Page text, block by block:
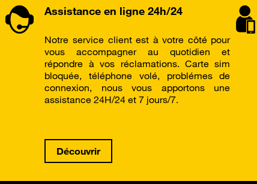
Assistance en ligne 24h/24
Notre service client est à votre côté pour
vous accompagner au quotidien et
répondre à vos réclamations. Carte sim
bloquée, téléphone volé, problémes de
connexion, nous vous apportons une
assistance 24H/24 et 7 jours/7.
Découvrir